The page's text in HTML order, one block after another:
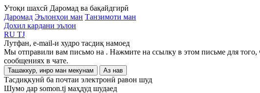
Утоқи шахсӣ Даромад ва бақайдгирӣ
Даромад Эълонҳои ман Танзимоти ман
Дохил кардани эълон
RU TJ
Лутфан, e-mail-и худро тасдиқ намоед
Мы отправили вам письмо на . Нажмите на ссылку в этом письме для
сообщениях в чате.
Ташаккур, инро ман мекунам Аз нав
Тасдиқкунӣ ба почтаи электронӣ равон шуд
Шумо дар somon.tj маҳдуд шудаед